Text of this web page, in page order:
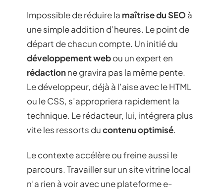
Impossible de réduire la maîtrise du SEO à
une simple addition d’heures. Le point de
départ de chacun compte. Un initié du
développement webou un expert en
rédactionne gravira pas la même pente.
Le développeur, déjà à l’aise avec le HTML
ou le CSS, s’appropriera rapidement la
technique. Le rédacteur, lui, intégrera plus
vite les ressorts ducontenu optimisé.
Le contexte accélère ou freine aussi le
parcours. Travailler sur un site vitrine local
n’a rien à voir avec une plateforme e-